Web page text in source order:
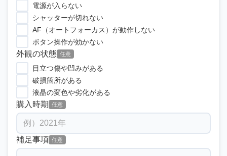
電源が入らない
シャッターが切れない
AF（オートフォーカス）が動作しない
ボタン操作が効かない
外観の状態 任意
目立つ傷や凹みがある
破損箇所がある
液晶の変色や劣化がある
購入時期 任意
補足事項 任意